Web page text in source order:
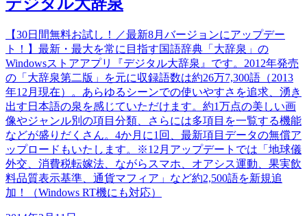
【30日間無料お試し！／最新8月バージョンにアップデー
ト！】最新・最大を常に目指す国語辞典「大辞泉」の
Windowsストアアプリ『デジタル大辞泉』です。2012年発売
の「大辞泉第二版」を元に収録語数は約26万7,300語（2013
年12月現在）。あらゆるシーンでの使いやすさを追求、湧き
出す日本語の泉を感じていただけます。約1万点の美しい画
像やジャンル別の項目分類、さらには多項目を一覧する機能
などが盛りだくさん。4か月に1回、最新項目データの無償ア
ップロードもいたします。※12月アップデートでは「地球儀
外交、消費税転嫁法、ながらスマホ、オアシス運動、果実飲
料品質表示基準、通貨マフィア」など約2,500語を新規追
加！（Windows RT機にも対応）